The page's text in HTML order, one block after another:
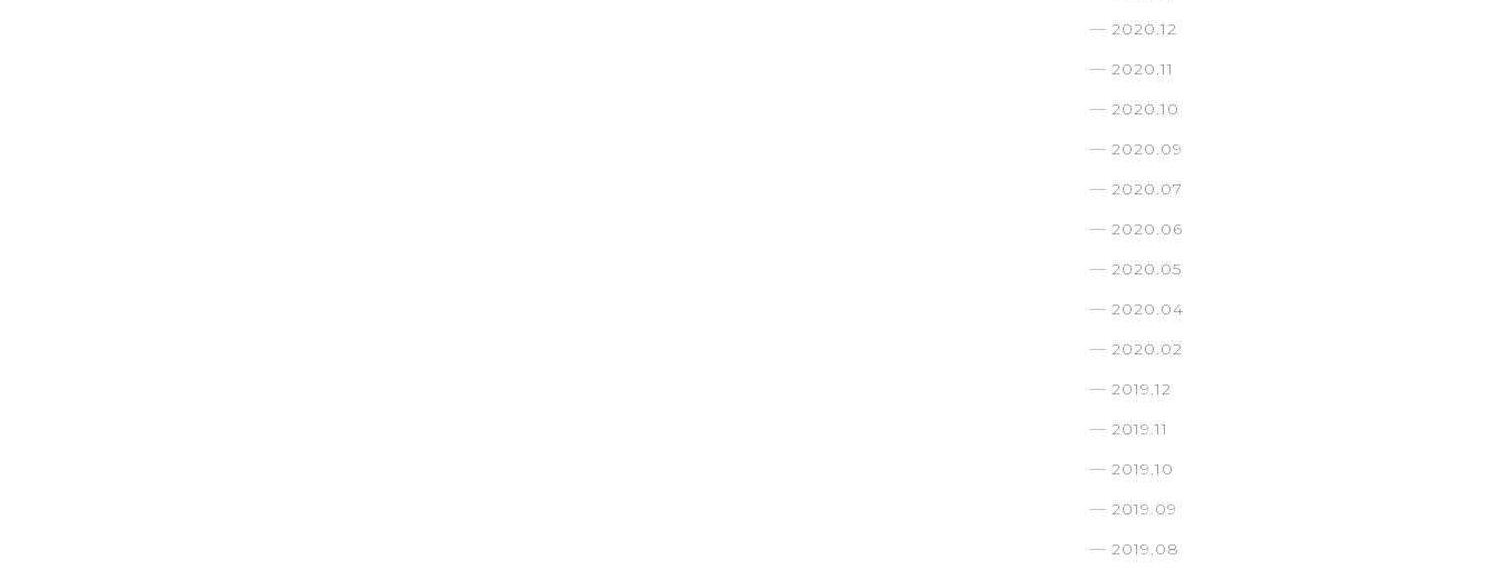
2020.12
2020.11
2020.10
2020.09
2020.07
2020.06
2020.05
2020.04
2020.02
2019.12
2019.11
2019.10
2019.09
2019.08